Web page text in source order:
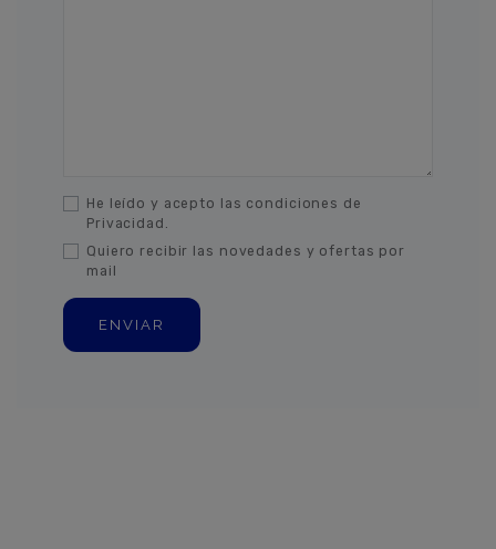
He leído y acepto las condiciones de
Privacidad.
Quiero recibir las novedades y ofertas por
mail